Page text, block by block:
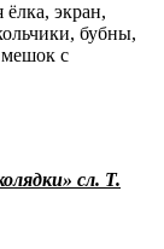
ёлка, экран,
бубны,
с
сл. Т.